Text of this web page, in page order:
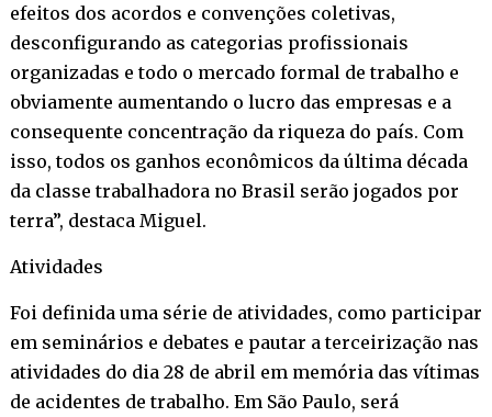
efeitos dos acordos e convenções coletivas,
desconfigurando as categorias profissionais
organizadas e todo o mercado formal de trabalho e
obviamente aumentando o lucro das empresas e a
consequente concentração da riqueza do país. Com
isso, todos os ganhos econômicos da última década
da classe trabalhadora no Brasil serão jogados por
terra”, destaca Miguel.
Atividades
Foi definida uma série de atividades, como participar
em seminários e debates e pautar a terceirização nas
atividades do dia 28 de abril em memória das vítimas
de acidentes de trabalho. Em São Paulo, será